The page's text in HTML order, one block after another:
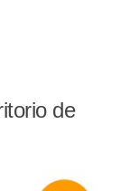
de